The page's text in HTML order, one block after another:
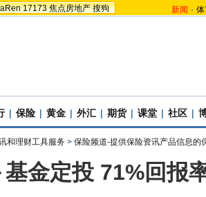
17173 焦点房地产 搜狗 新闻 -
| 保险 | 黄金 | 外汇 | 期货 | 课堂 | 社区 |
和理财工具服务 > 保险频道-提供保险资讯产品信息的
金定投 71%回报